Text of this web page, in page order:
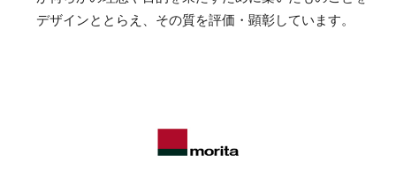
デザインととらえ、その質を評価・顕彰しています。